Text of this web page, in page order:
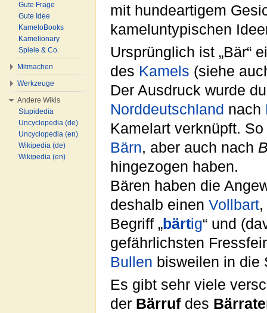
mit hundeartigem
kameluntypischen
Ursprünglich ist „Bär“
des Kamels (siehe
Der Ausdruck wurde
Norddeutschland nach
Kamelart verknüpft.
Bärn, aber auch nach
hingezogen haben.
Bären haben die
deshalb einen Vollbart
Begriff „bärtig“ und
gefährlichsten
Bullen bisweilen in die
Es gibt sehr viele
der Bärrufdes
Gute Frage
Gute Idee
KameloBooks
Kamelionary
Spiele & Co.
Mitmachen
Werkzeuge
Andere Wikis
Stupidedia
Uncyclopedia (de)
Uncyclopedia (en)
Wikipedia (de)
Wikipedia (en)